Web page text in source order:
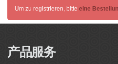
Um zu registrieren, bitte eine
产品服务